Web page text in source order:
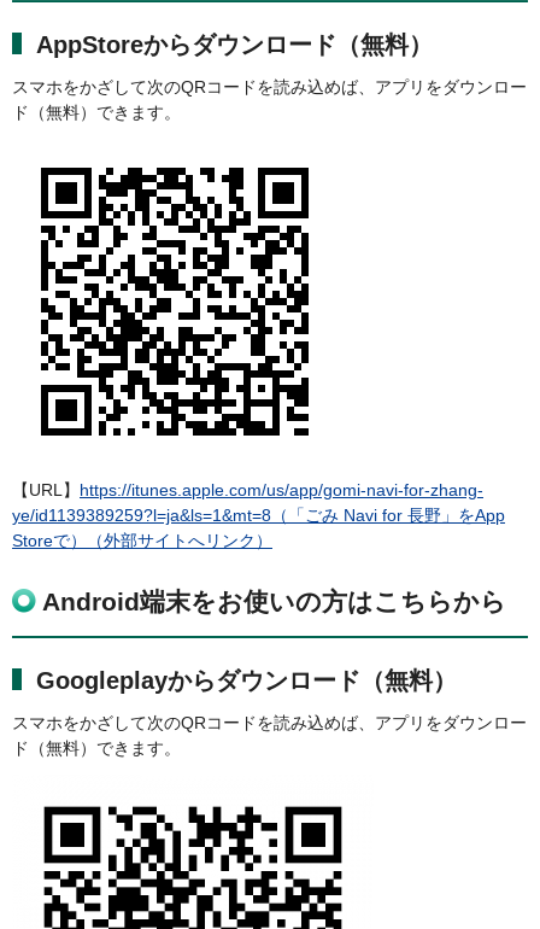
AppStoreからダウンロード（無料）
スマホをかざして次のQRコードを読み込めば、アプリをダウンロー
ド（無料）できます。
【URL】 https://itunes.apple.com/us/app/gomi-navi-for-zhang-
ye/id1139389259?l=ja&ls=1&mt=8（「ごみ Navi for 長野」をApp
Storeで）（外部サイトへリンク）
Android端末をお使いの方はこちらから
Googleplayからダウンロード（無料）
スマホをかざして次のQRコードを読み込めば、アプリをダウンロー
ド（無料）できます。